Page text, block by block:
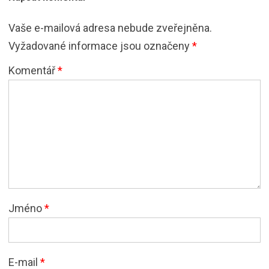
Vaše e-mailová adresa nebude zveřejněna.
Vyžadované informace jsou označeny*
Komentář*
Jméno*
E-mail *